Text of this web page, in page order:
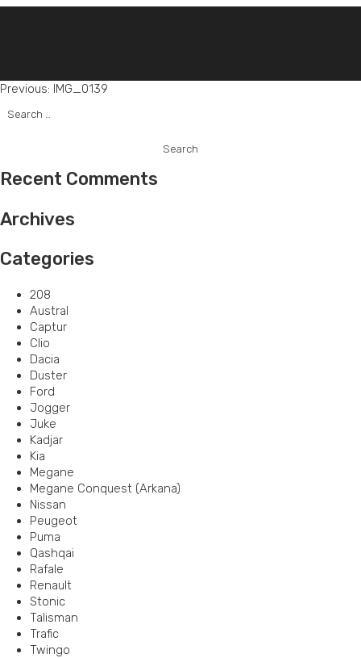
Post
navigation
Previous: IMG_0139
for:
Recent Comments
Archives
Categories
208
Austral
Captur
Clio
Dacia
Duster
Ford
Jogger
Juke
Kadjar
Kia
Megane
Megane Conquest (Arkana)
Nissan
Peugeot
Puma
Qashqai
Rafale
Renault
Stonic
Talisman
Trafic
Twingo